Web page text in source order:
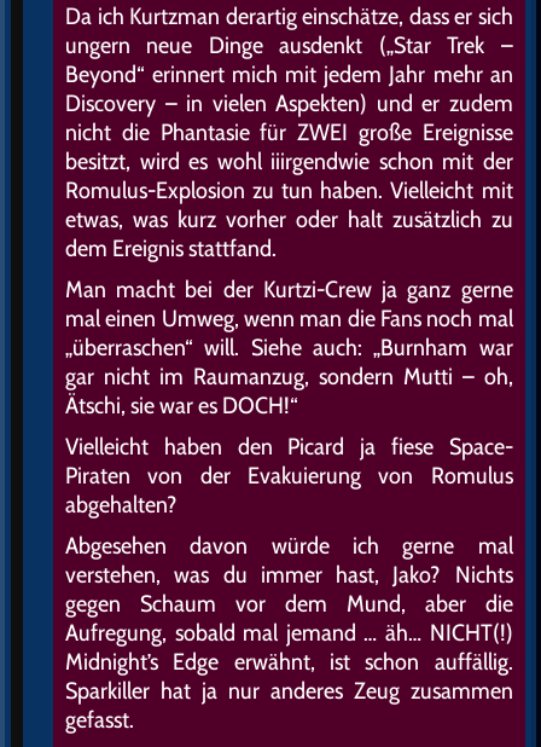
Da ich Kurtzman derartig einschätze, dass er sich
ungern neue Dinge ausdenkt („Star Trek –
Beyond“ erinnert mich mit jedem Jahr mehr an
Discovery – in vielen Aspekten) und er zudem
nicht die Phantasie für ZWEI große Ereignisse
besitzt, wird es wohl iiirgendwie schon mit der
Romulus-Explosion zu tun haben. Vielleicht mit
etwas, was kurz vorher oder halt zusätzlich zu
dem Ereignis stattfand.
Man macht bei der Kurtzi-Crew ja ganz gerne
mal einen Umweg, wenn man die Fans noch mal
„überraschen“ will. Siehe auch: „Burnham war
gar nicht im Raumanzug, sondern Mutti – oh,
Ätschi, sie war es DOCH!“
Vielleicht haben den Picard ja fiese Space-
Piraten von der Evakuierung von Romulus
abgehalten?
Abgesehen davon würde ich gerne mal
verstehen, was du immer hast, Jako? Nichts
gegen Schaum vor dem Mund, aber die
Aufregung, sobald mal jemand … äh… NICHT(!)
Midnight’s Edge erwähnt, ist schon auffällig.
Sparkiller hat ja nur anderes Zeug zusammen
gefasst.